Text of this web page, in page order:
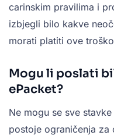
carinskim pravilima i
izbjegli bilo kakve
morati platiti ove
Mogu li poslati
ePacket?
Ne mogu se sve
postoje ograničenja za